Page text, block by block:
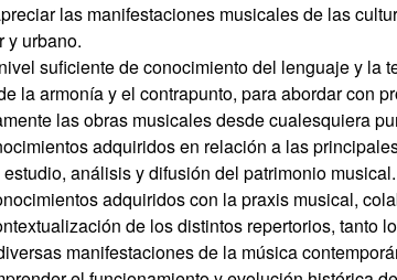
las manifestaciones musicales de las
y urbano.
suficiente de conocimiento del lenguaje y la
la armonía y el contrapunto, para abordar con
las obras musicales desde cualesquiera
adquiridos en relación a las
análisis y difusión del patrimonio musical.
adquiridos con la praxis musical,
de los distintos repertorios, tanto
manifestaciones de la música